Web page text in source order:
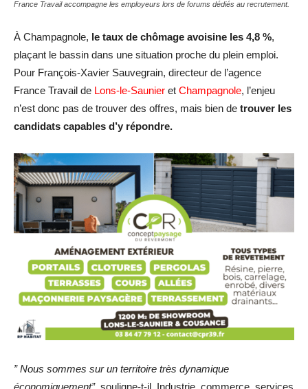
France Travail accompagne les employeurs lors de forums dédiés au recrutement.
À Champagnole, le taux de chômage avoisine les 4,8 %,
plaçant le bassin dans une situation proche du plein emploi.
Pour François-Xavier Sauvegrain, directeur de l’agence
France Travail de Lons-le-Saunier et Champagnole, l’enjeu
n’est donc pas de trouver des offres, mais bien de trouver les
candidats capables d’y répondre.
” Nous sommes sur un territoire très dynamique
économiquement”, souligne-t-il. Industrie, commerce, services